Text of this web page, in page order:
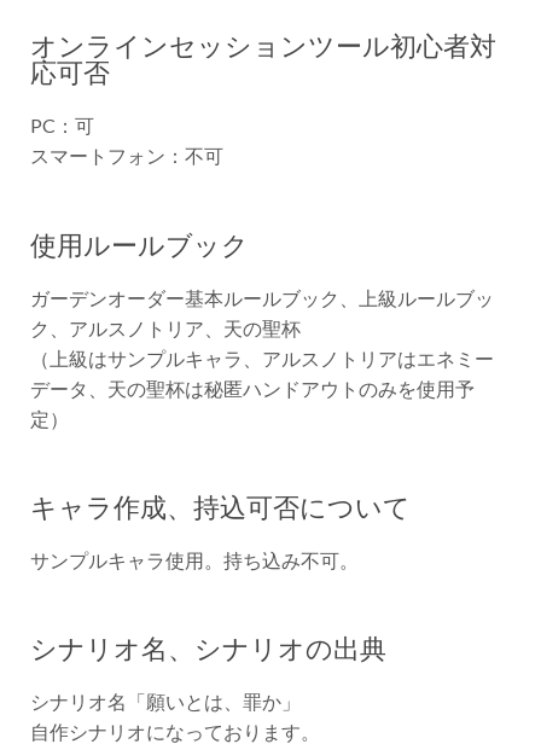
オンラインセッションツール初心者対
応可否
PC：可
スマートフォン：不可
使用ルールブック
ガーデンオーダー基本ルールブック、上級ルールブッ
ク、 アルスノトリア、天の聖杯
（上級はサンプルキャラ、アルスノトリアはエネミー
データ、天の聖杯は秘匿ハンドアウトのみを使用予
定）
キャラ作成、持込可否について
サンプルキャラ使用。持ち込み不可。
シナリオ名、シナリオの出典
シナリオ名「願いとは、罪か」
自作シナリオになっております。